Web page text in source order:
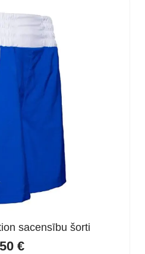
sacensību šorti
50 €